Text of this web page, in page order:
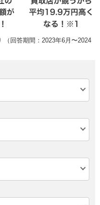
回答期間：2023年6月〜2024